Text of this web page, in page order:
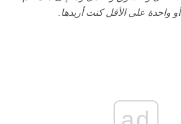
واحدة على الأقل كنت أريدها.